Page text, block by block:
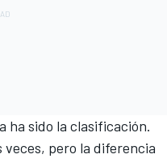
ha sido la clasificación.
veces, pero la diferencia